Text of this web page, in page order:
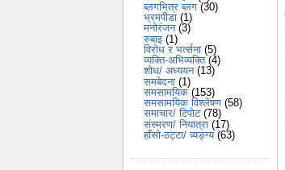
ब्लगभित्र ब्लग (30)
भ्रमपीडा (1)
मनोरंजन (3)
रुबाइ (1)
विरोध र भर्त्सना (5)
व्यक्ति-अभिव्यक्ति (4)
शोध/ अध्ययन (13)
समबेदना (1)
समसामयिक (153)
समसामयिक विश्लेषण (58)
समाचार/ टिपोट (78)
संस्मरण/ नियात्रा (17)
हाँसो-ठट्टा/ व्यङ्ग्य (63)